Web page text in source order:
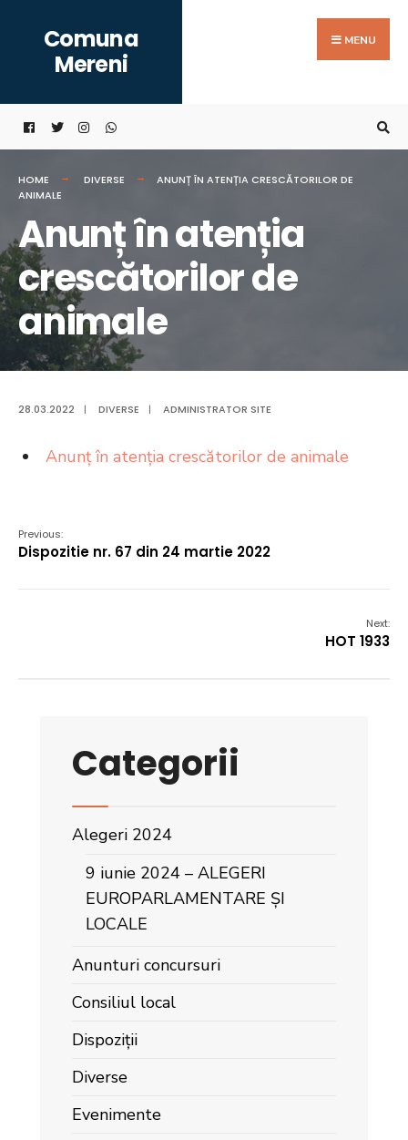
content
Comuna
Mereni
MENU
HOME DIVERSE
ANUNȚ ÎN ATENȚIA CRESCĂTORILOR DE
ANIMALE
Anunț în atenția
crescătorilor de
animale
28.03.2022 | DIVERSE | ADMINISTRATOR SITE
Anunț în atenția crescătorilor de animale
Previous:
Dispozitie nr. 67 din 24 martie 2022
Next:
HOT 1933
Categorii
Alegeri 2024
9 iunie 2024 – ALEGERI
EUROPARLAMENTARE ȘI
LOCALE
Anunturi concursuri
Consiliul local
Dispoziții
Diverse
Evenimente
for: